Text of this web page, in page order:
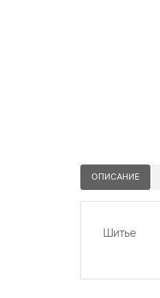
ОПИСАНИЕ
Шитье